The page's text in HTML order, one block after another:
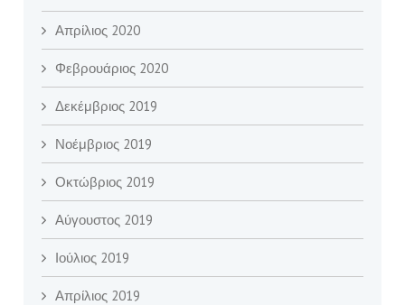
Απρίλιος 2020
Φεβρουάριος 2020
Δεκέμβριος 2019
Νοέμβριος 2019
Οκτώβριος 2019
Αύγουστος 2019
Ιούλιος 2019
Απρίλιος 2019